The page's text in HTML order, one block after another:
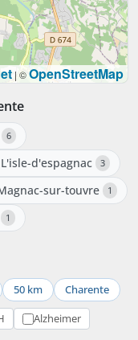
|©OpenStreetMap
6
L'isle-d'espagnac 3
sur-touvre 1
1
50 km Charente
Alzheimer